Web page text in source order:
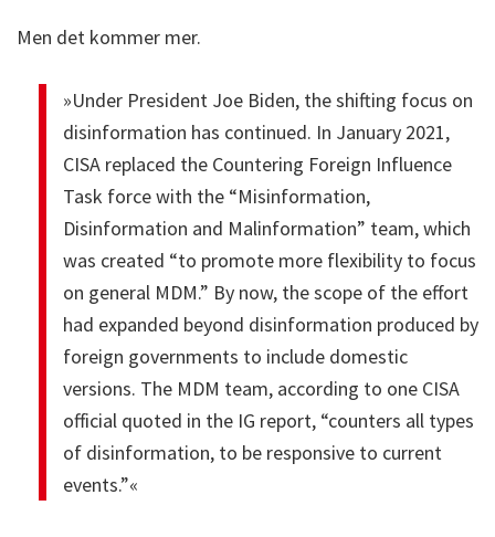
Men det kommer mer.
»Under President Joe Biden, the shifting focus on
disinformation has continued. In January 2021,
CISA replaced the Countering Foreign Influence
Task force with the “Misinformation,
Disinformation and Malinformation” team, which
was created “to promote more flexibility to focus
on general MDM.” By now, the scope of the effort
had expanded beyond disinformation produced by
foreign governments to include domestic
versions. The MDM team, according to one CISA
official quoted in the IG report, “counters all types
of disinformation, to be responsive to current
events.”«